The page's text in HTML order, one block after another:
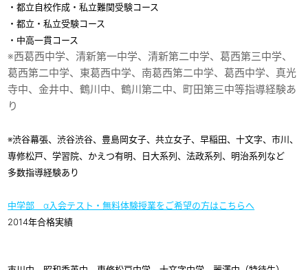
・都立自校作成・私立難関受験コース
・都立・私立受験コース
・中高一貫コース
※西葛西中学、清新第一中学、清新第二中学、葛西第三中学、
葛西第二中学、東葛西中学、南葛西第二中学、葛西中学、真光
寺中、金井中、鶴川中、鶴川第二中、町田第三中等指導経験あ
り
※渋谷幕張、渋谷渋谷、豊島岡女子、共立女子、早稲田、十文字、市川、
専修松戸、学習院、かえつ有明、日大系列、法政系列、明治系列など
多数指導経験あり
中学部 α入会テスト・無料体験授業をご希望の方はこちらへ
2014年合格実績